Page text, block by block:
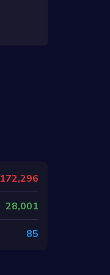
172,296
28,001
85